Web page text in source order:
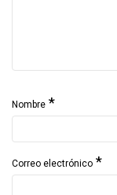
Nombre *
Correo electrónico *